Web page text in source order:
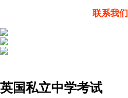
联系我们
英国私立中学考试